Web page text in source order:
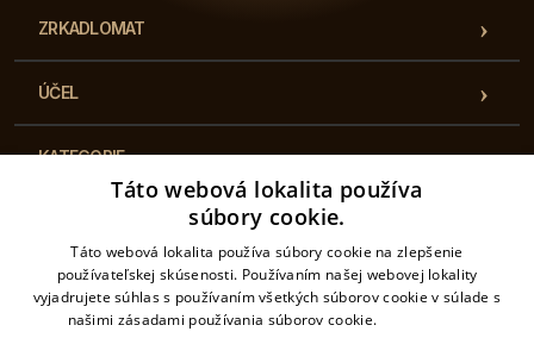
ZRKADLOMAT
ÚČEL
KATEGORIE
UŽITOČNÉ INFORMÁCIE
KONTAKT
Táto webová lokalita používa
súbory cookie.
Táto webová lokalita používa súbory cookie na zlepšenie
používateľskej skúsenosti. Používaním našej webovej lokality
vyjadrujete súhlas s používaním všetkých súborov cookie v súlade s
našimi zásadami používania súborov cookie.